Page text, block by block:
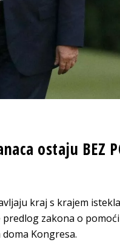
ostaju BEZ
kraj s krajem
zakona o
Kongresa.